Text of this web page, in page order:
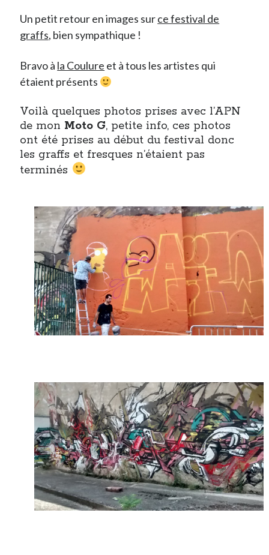
Derniers Commentaires
JFdansC’était pas mieux avant… à Lyon
littleceltdansComment j’ai opéré ma vélorution toute personnelle
Renaud DucherdansComment j’ai opéré ma vélorution toute
personnelle
Commentaires récents
littlecelt dansComment j’ai opéré ma vélorution toute personnelle
Anthony dansComment j’ai opéré ma vélorution toute personnelle
Renaud DucherdansComment j’ai opéré ma vélorution toute
personnelle
On parle de quoi ?
A Lyon
Bon plan du dimanche
Geek
Green
Humeur
Lectures
Lyon
Lyon à Livre Ouvert
Mini-monsieur
Non classé
Parole de Follower
Un petit retour en images surce festival de
graffs, bien sympathique !
Bravo à la Coulure et à tous les artistes qui
étaient présents
Voilà quelques photos prises avec l’APN
de mon Moto G, petite info, ces photos
ont été prises au début du festival donc
les graffs et fresques n’étaient pas
terminés